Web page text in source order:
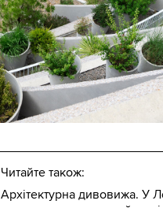
Читайте також:
Архітектурна дивовижа. У